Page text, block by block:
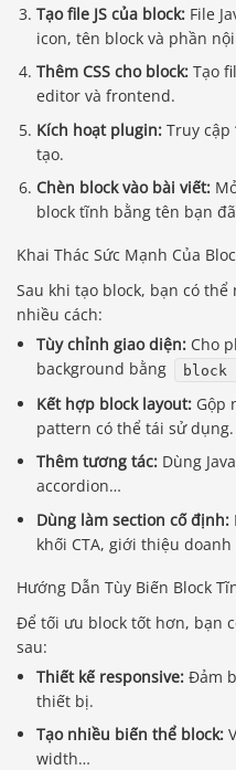
Tạo file JS của block: File
icon, tên block và phần
Thêm CSS cho block: Tạo
editor và frontend.
Kích hoạt plugin: Truy cập
tạo.
Chèn block vào bài viết:
block tĩnh bằng tên bạn
Khai Thác Sức Mạnh Của
Sau khi tạo block, bạn có
nhiều cách:
Tùy chỉnh giao diện: Cho
background bằng
block
Kết hợp block layout: Gộp
pattern có thể tái sử dụng.
Thêm tương tác: Dùng
accordion…
Dùng làm section cố định:
khối CTA, giới thiệu
Hướng Dẫn Tùy Biến Block
Để tối ưu block tốt hơn, bạn
sau:
Thiết kế responsive: Đảm
thiết bị.
Tạo nhiều biến thể block:
width…